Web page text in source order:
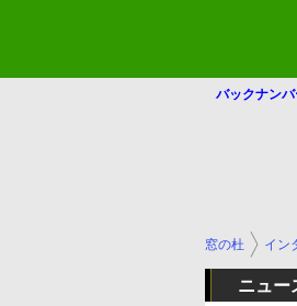
バックナン
窓の杜 イン
ニュー